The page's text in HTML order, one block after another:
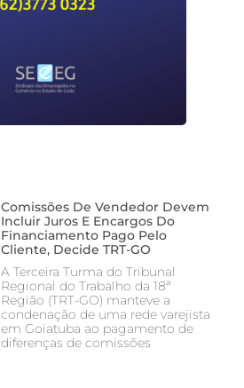
Comissões De Vendedor Devem
Incluir Juros E Encargos Do
Financiamento Pago Pelo
Cliente, Decide TRT-GO
A Terceira Turma do Tribunal
Regional do Trabalho da 18ª
Região (TRT-GO) manteve a
condenação de uma rede varejista
em Goiatuba ao pagamento de
diferenças de comissões